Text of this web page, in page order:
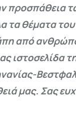
προσπάθεια
τα θέματα
από
ιστοσελίδα
μας. Σας